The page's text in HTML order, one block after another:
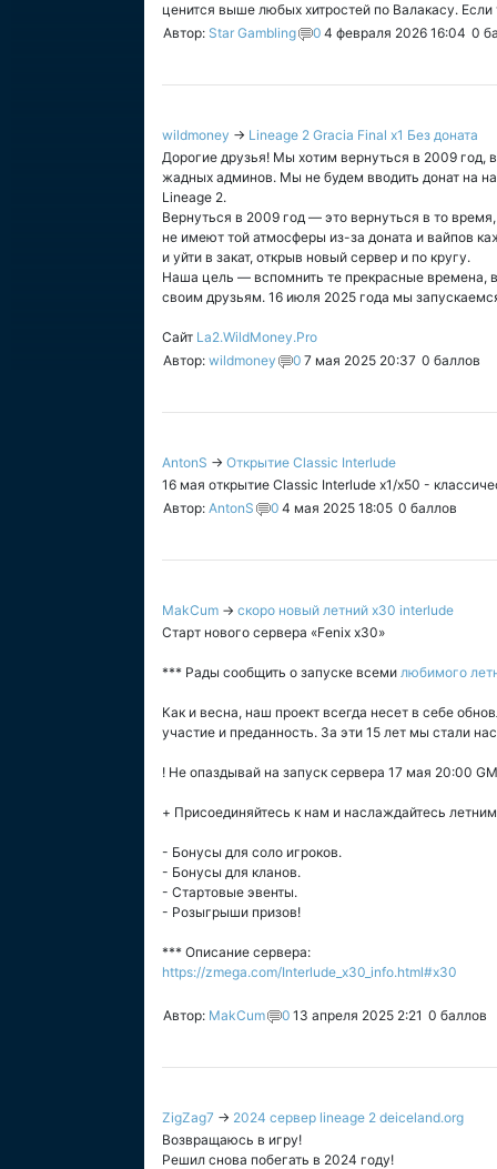
ценится выше любых хитростей по Валакасу.
Автор: Star Gambling 0 4 февраля 2026 16:04 0
wildmoney → Lineage 2 Gracia Final x1 Без доната
Дорогие друзья! Мы хотим вернуться в 2009 год,
жадных админов. Мы не будем вводить донат на
Lineage 2.
Вернуться в 2009 год — это вернуться в то
не имеют той атмосферы из-за доната и вайпов
и уйти в закат, открыв новый сервер и по кругу.
Наша цель — вспомнить те прекрасные времена,
своим друзьям. 16 июля 2025 года мы
Сайт La2.WildMoney.Pro
Автор: wildmoney 0 7 мая 2025 20:37 0 баллов
AntonS → Открытие Classic Interlude
16 мая открытие Classic Interlude x1/x50 -
Автор: AntonS 0 4 мая 2025 18:05 0 баллов
MakCum → скоро новый летний x30 interlude
Старт нового сервера «Fenix x30»
*** Рады сообщить о запуске всеми любимого
Как и весна, наш проект всегда несет в себе
участие и преданность. За эти 15 лет мы стали
! Не опаздывай на запуск сервера 17 мая 20:00
+ Присоединяйтесь к нам и наслаждайтесь
- Бонусы для соло игроков.
- Бонусы для кланов.
- Стартовые эвенты.
- Розыгрыши призов!
*** Описание сервера:
https://zmega.com/Interlude_x30_info.html#x30
Автор: MakCum 0 13 апреля 2025 2:21 0 баллов
ZigZag7 → 2024 сервер lineage 2 deiceland.org
Возвращаюсь в игру!
Решил снова побегать в 2024 году!